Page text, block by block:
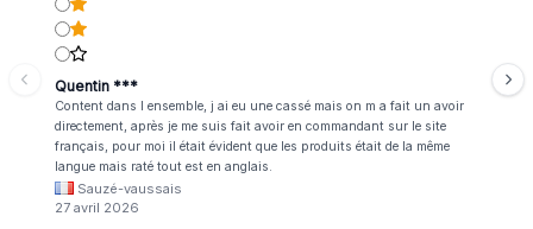
Quentin ***
Content dans l ensemble, j ai eu une cassé mais on m a fait un avoir
directement, après je me suis fait avoir en commandant sur le site
français, pour moi il était évident que les produits était de la même
langue mais raté tout est en anglais.
Sauzé-vaussais
27 avril 2026